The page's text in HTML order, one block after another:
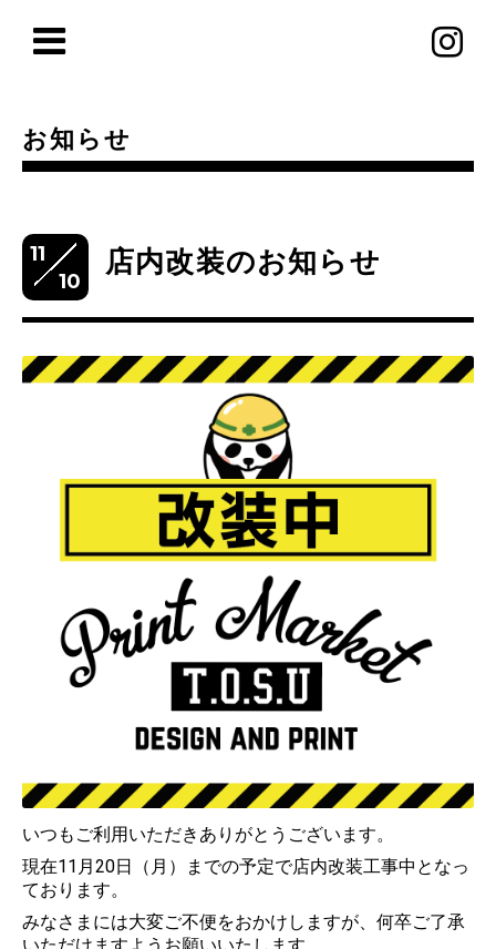
お知らせ
11
10
店内改装のお知らせ
いつもご利用いただきありがとうございます。
現在11月20日（月）までの予定で店内改装工事中となっ
ております。
みなさまには大変ご不便をおかけしますが、何卒ご了承